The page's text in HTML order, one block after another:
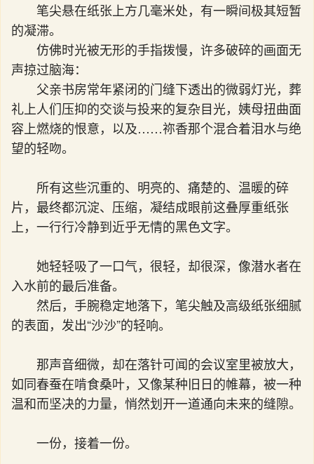
笔尖悬在纸张上方几毫米处，有一瞬间极其短暂
的凝滞。
仿佛时光被无形的手指拨慢，许多破碎的画面无
声掠过脑海：
父亲书房常年紧闭的门缝下透出的微弱灯光，葬
礼上人们压抑的交谈与投来的复杂目光，姨母扭曲面
容上燃烧的恨意，以及……祢香那个混合着泪水与绝
望的轻吻。
所有这些沉重的、明亮的、痛楚的、温暖的碎
片，最终都沉淀、压缩，凝结成眼前这叠厚重纸张
上，一行行冷静到近乎无情的黑色文字。
她轻轻吸了一口气，很轻，却很深，像潜水者在
入水前的最后准备。
然后，手腕稳定地落下，笔尖触及高级纸张细腻
的表面，发出“沙沙”的轻响。
那声音细微，却在落针可闻的会议室里被放大，
如同春蚕在啃食桑叶，又像某种旧日的帷幕，被一种
温和而坚决的力量，悄然划开一道通向未来的缝隙。
一份，接着一份。